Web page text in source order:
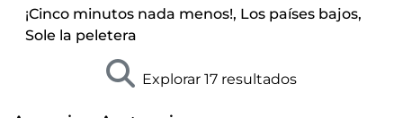
¡Cinco minutos nada menos!, Los países bajos,
Sole la peletera
Explorar 17 resultados